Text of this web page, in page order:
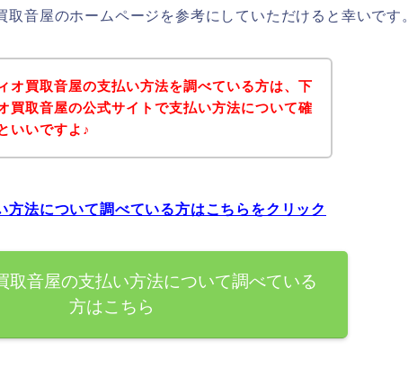
音屋のホームページを参考にしていただけると幸いです。
オ買取音屋の支払い方法を調べている方は、下
買取音屋の公式サイトで支払い方法について確
いいですよ♪
方法について調べている方はこちらをクリック
取音屋の支払い方法について調べている
方はこちら